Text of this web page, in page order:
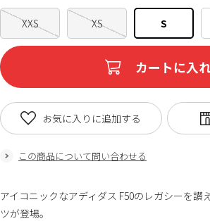
XXS XS S
カートに入
この商品について問い合わせる
お気に入りに追加する
アイコニックなアディダス F50のレガシーを
ツが登場。